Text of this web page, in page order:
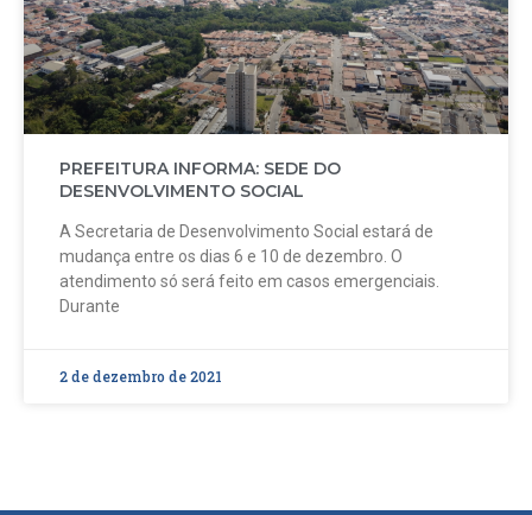
PREFEITURA INFORMA: SEDE DO
DESENVOLVIMENTO SOCIAL
A Secretaria de Desenvolvimento Social estará de
mudança entre os dias 6 e 10 de dezembro. O
atendimento só será feito em casos emergenciais.
Durante
2 de dezembro de 2021